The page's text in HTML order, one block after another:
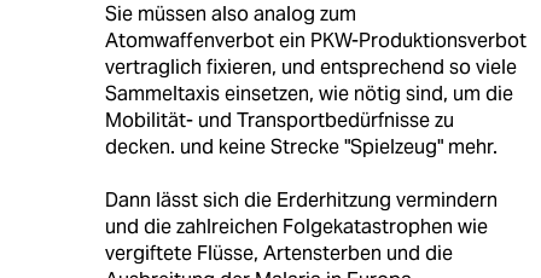
Sie müssen also analog zum
Atomwaffenverbot ein PKW-Produktionsverbot
vertraglich fixieren, und entsprechend so viele
Sammeltaxis einsetzen, wie nötig sind, um die
Mobilität- und Transportbedürfnisse zu
decken. und keine Strecke "Spielzeug" mehr.
Dann lässt sich die Erderhitzung vermindern
und die zahlreichen Folgekatastrophen wie
vergiftete Flüsse, Artensterben und die